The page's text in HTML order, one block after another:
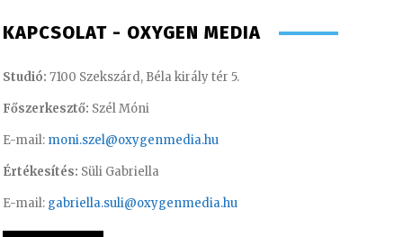
KAPCSOLAT - OXYGEN MEDIA
Studió: 7100 Szekszárd, Béla király tér 5.
Főszerkesztő: Szél Móni
E-mail: moni.szel@oxygenmedia.hu
Értékesítés: Süli Gabriella
E-mail: gabriella.suli@oxygenmedia.hu